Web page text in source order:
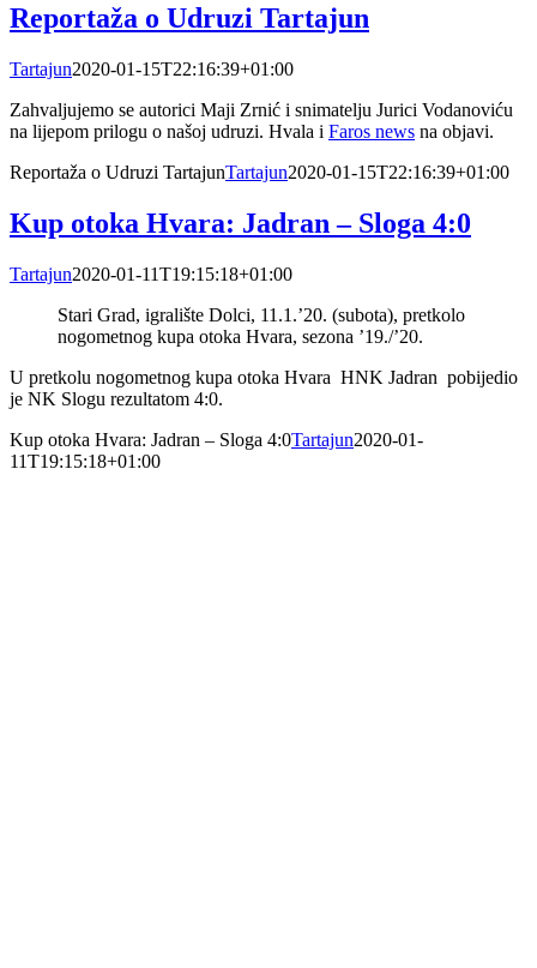
Reportaža o Udruzi Tartajun
Tartajun2020-01-15T22:16:39+01:00
Zahvaljujemo se autorici Maji Zrnić i snimatelju Jurici Vodanoviću
na lijepom prilogu o našoj udruzi. Hvala i Faros news na objavi.
Reportaža o Udruzi TartajunTartajun2020-01-15T22:16:39+01:00
Kup otoka Hvara: Jadran – Sloga 4:0
Tartajun2020-01-11T19:15:18+01:00
Stari Grad, igralište Dolci, 11.1.’20. (subota), pretkolo
nogometnog kupa otoka Hvara, sezona ’19./’20.
U pretkolu nogometnog kupa otoka Hvara HNK Jadran pobijedio
je NK Slogu rezultatom 4:0.
Kup otoka Hvara: Jadran – Sloga 4:0Tartajun2020-01-
11T19:15:18+01:00